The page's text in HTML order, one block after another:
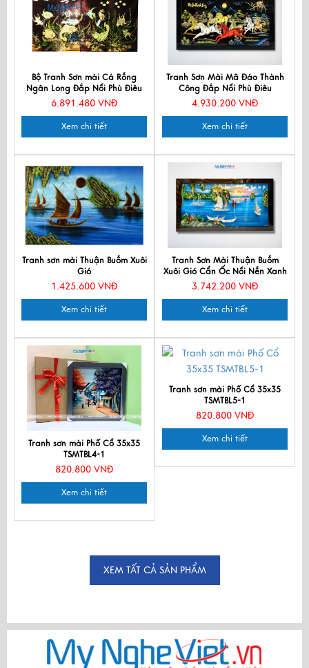
Bộ Tranh Sơn mài Cá Rồng
Ngân Long Đắp Nổi Phù Điêu
40x80 MNV-TSM40801
6.891.480 VNĐ
Xem chi tiết
Tranh Sơn Mài Mã Đáo Thành
Công Đắp Nổi Phù Điêu
73x132cm TSM7138-4
4.930.200 VNĐ
Xem chi tiết
Tranh sơn mài Thuận Buồm Xuôi
Gió
1.425.600 VNĐ
Xem chi tiết
Tranh Sơn Mài Thuận Buồm
Xuôi Gió Cẩn Ốc Nổi Nền Xanh
73x132cm TSM60120K-TBCO
3.742.200 VNĐ
Xem chi tiết
Tranh sơn mài Phố Cổ 35x35
TSMTBL4-1
820.800 VNĐ
Xem chi tiết
Tranh sơn mài Phố Cổ 35x35
TSMTBL5-1
820.800 VNĐ
Xem chi tiết
XEM TẤT CẢ SẢN PHẨM